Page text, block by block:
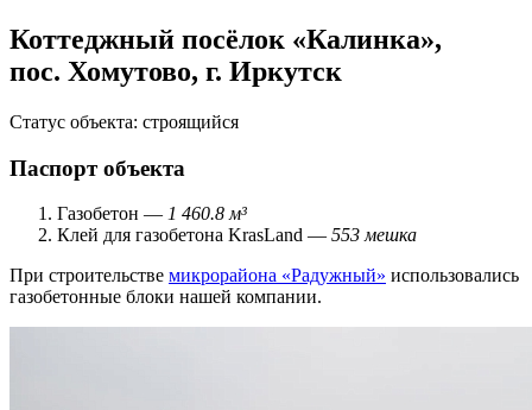
Коттеджный посёлок «Калинка»,
пос. Хомутово, г. Иркутск
Статус объекта: строящийся
Паспорт объекта
Газобетон — 1 460.8 м³
Клей для газобетона KrasLand — 553 мешка
При строительстве микрорайона «Радужный» использовались
газобетонные блоки нашей компании.